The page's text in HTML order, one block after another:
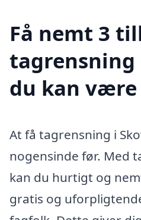
Få nemt 3
tagrensning
du kan
At få tagrensning i
nogensinde før. Med
kan du hurtigt og
gratis og